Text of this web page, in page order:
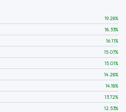
19.28%
18.33%
16.11%
15.07%
15.01%
14.28%
14.18%
13.72%
12.53%